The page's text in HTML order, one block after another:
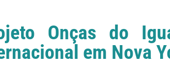
Onças do
em Nova